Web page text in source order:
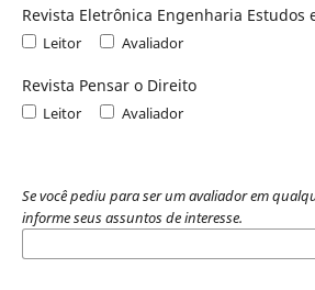
Revista Eletrônica Engenharia Estudos
Leitor Avaliador
Revista Pensar o Direito
Leitor Avaliador
Se você pediu para ser um avaliador em
informe seus assuntos de interesse.